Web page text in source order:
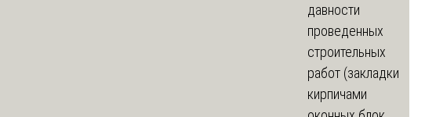
давности
проведенных
строительных
работ (закладки
кирпичами